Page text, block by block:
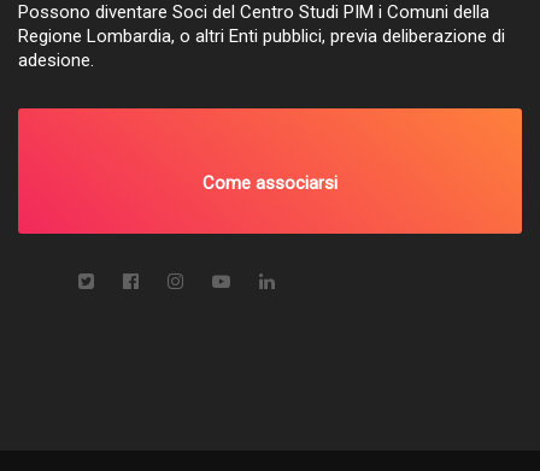
Possono diventare Soci del Centro Studi PIM i Comuni della
Regione Lombardia, o altri Enti pubblici, previa deliberazione di
adesione.
Come associarsi